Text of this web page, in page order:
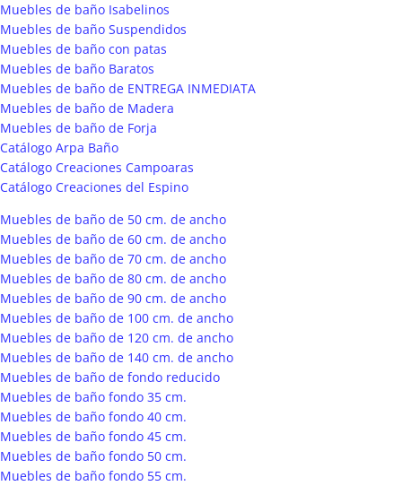
Muebles de baño Isabelinos
Muebles de baño Suspendidos
Muebles de baño con patas
Muebles de baño Baratos
Muebles de baño de ENTREGA INMEDIATA
Muebles de baño de Madera
Muebles de baño de Forja
Catálogo Arpa Baño
Catálogo Creaciones Campoaras
Catálogo Creaciones del Espino
Muebles de baño de 50 cm. de ancho
Muebles de baño de 60 cm. de ancho
Muebles de baño de 70 cm. de ancho
Muebles de baño de 80 cm. de ancho
Muebles de baño de 90 cm. de ancho
Muebles de baño de 100 cm. de ancho
Muebles de baño de 120 cm. de ancho
Muebles de baño de 140 cm. de ancho
Muebles de baño de fondo reducido
Muebles de baño fondo 35 cm.
Muebles de baño fondo 40 cm.
Muebles de baño fondo 45 cm.
Muebles de baño fondo 50 cm.
Muebles de baño fondo 55 cm.